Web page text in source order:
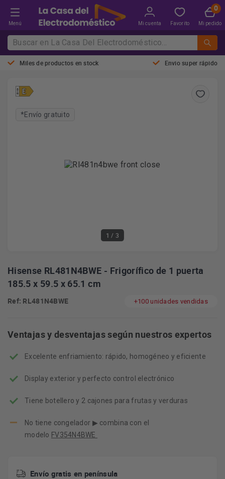
Menú Mi cuenta Favorito Mi pedido
Miles de productos en stock Envio super rápido
1 / 3
*Envío gratuito
Hisense RL481N4BWE - Frigorífico de 1 puerta
185.5 x 59.5 x 65.1 cm
Ref: RL481N4BWE +100 unidades vendidas
Ventajas y desventajas según nuestros expertos
Excelente enfriamiento: rápido, homogéneo y eficiente
Display exterior y perfecto control electrónico
Tiene botellero y 2 cajones para frutas y verduras
No tiene congelador ▶ combina con el
modelo FV354N4BWE
Envío gratis en península